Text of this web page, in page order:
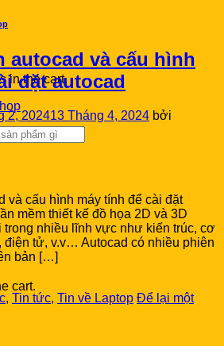
in the cart.
cart.
autocad và cấu hình
đặt autocad
2, 202413 Tháng 4, 2024 bởi
và cấu hình máy tính để cài đặt
mềm thiết kế đồ họa 2D và 3D
nhiều lĩnh vực như kiến trúc, cơ
điện tử, v.v… Autocad có nhiều phiên
bản […]
, Tin tức, Tin về Laptop Để lại một